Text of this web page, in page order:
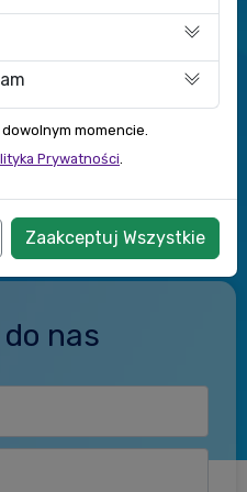
10
nas
momencie.
Prywatności.
Zaakceptuj Wszystkie